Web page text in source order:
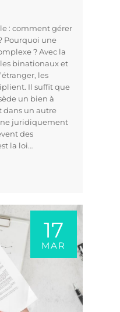
: comment gérer
Pourquoi une
? Avec la
binationaux et
les
Il suffit que
un bien à
dans un autre
juridiquement
des
la loi…
17
MAR